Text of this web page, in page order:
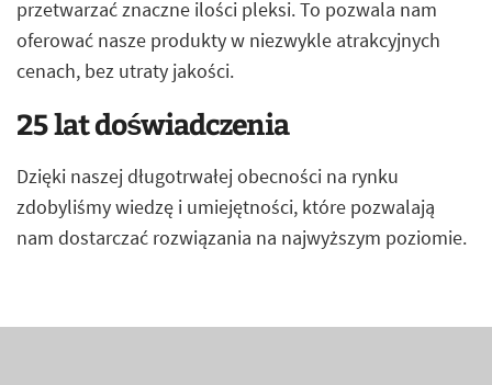
przetwarzać znaczne ilości pleksi. To pozwala nam
oferować nasze produkty w niezwykle atrakcyjnych
cenach, bez utraty jakości.
25 lat doświadczenia
Dzięki naszej długotrwałej obecności na rynku
zdobyliśmy wiedzę i umiejętności, które pozwalają
nam dostarczać rozwiązania na najwyższym poziomie.